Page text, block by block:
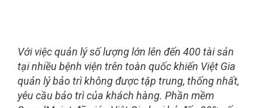
Với việc quản lý số lượng lớn lên đến 400 tài sản
tại nhiều bệnh viện trên toàn quốc khiến Việt Gia
quản lý bảo trì không được tập trung, thống nhất,
yêu cầu bảo trì của khách hàng. Phần mềm